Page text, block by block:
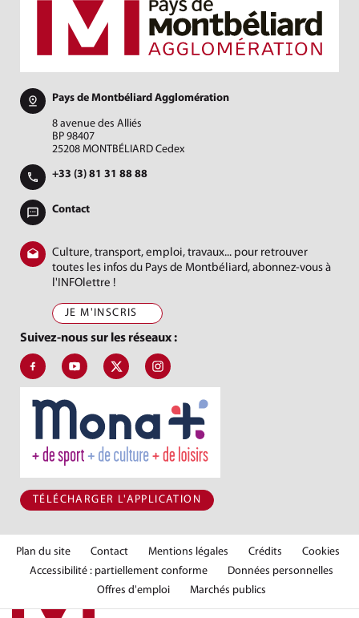
Pays de Montbéliard Agglomération
8 avenue des Alliés
BP 98407
25208 MONTBÉLIARD Cedex
+33 (3) 81 31 88 88
Contact
Culture, transport, emploi, travaux... pour retrouver
toutes les infos du Pays de Montbéliard, abonnez-vous à
l'INFOlettre !
JE M'INSCRIS
Suivez-nous sur les réseaux :
Suivez-nous sur Facebook, J'aime le Pays de Montbéliard
Suivez-nous sur Youtube, Pays de Montbéliard
Suivez-nous sur X, Pays de Montbéliard
Suivez-nous sur Instagram, Pays de
TÉLÉCHARGER L'APPLICATION
Plan du site Contact Mentions légales Crédits
Cookies
Accessibilité : partiellement conforme
Données personnelles
Offres d'emploi
Marchés publics